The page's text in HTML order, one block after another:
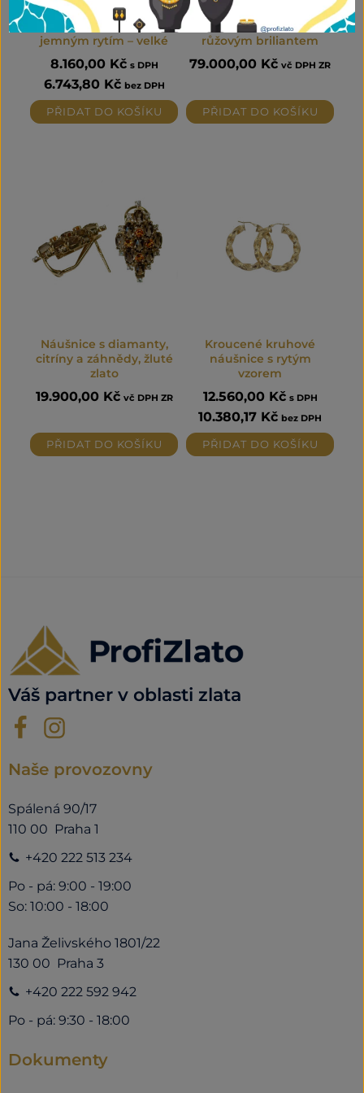
Kruhové náušnice s
jemným rytím – velké
8.160,00 Kč s DPH
6.743,80 Kč bez DPH
PŘIDAT DO KOŠÍKU
Briliantové náušnice s
růžovým briliantem
79.000,00 Kč vč DPH ZR
PŘIDAT DO KOŠÍKU
Náušnice s diamanty,
citríny a záhnědy, žluté
zlato
19.900,00 Kč vč DPH ZR
PŘIDAT DO KOŠÍKU
Kroucené kruhové
náušnice s rytým
vzorem
12.560,00 Kč s DPH
10.380,17 Kč bez DPH
PŘIDAT DO KOŠÍKU
Váš partner v oblasti zlata
Naše provozovny
Spálená 90/17
110 00 Praha 1
+420 222 513 234
Po - pá: 9:00 - 19:00
So: 10:00 - 18:00
Jana Želivského 1801/22
130 00 Praha 3
+420 222 592 942
Po - pá: 9:30 - 18:00
Dokumenty